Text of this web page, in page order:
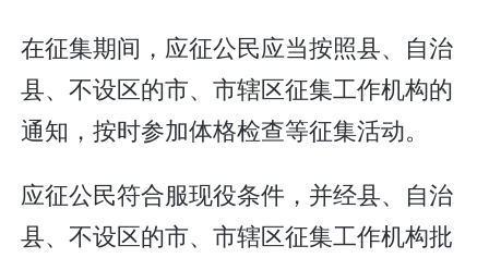
在征集期间，应征公民应当按照县、自治
县、不设区的市、市辖区征集工作机构的
通知，按时参加体格检查等征集活动。
应征公民符合服现役条件，并经县、自治
县、不设区的市、市辖区征集工作机构批